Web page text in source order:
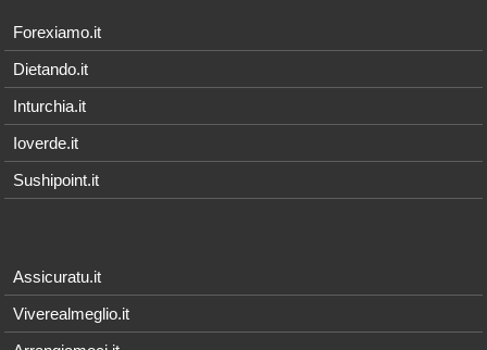
Forexiamo.it
Dietando.it
Inturchia.it
Ioverde.it
Sushipoint.it
Assicuratu.it
Viverealmeglio.it